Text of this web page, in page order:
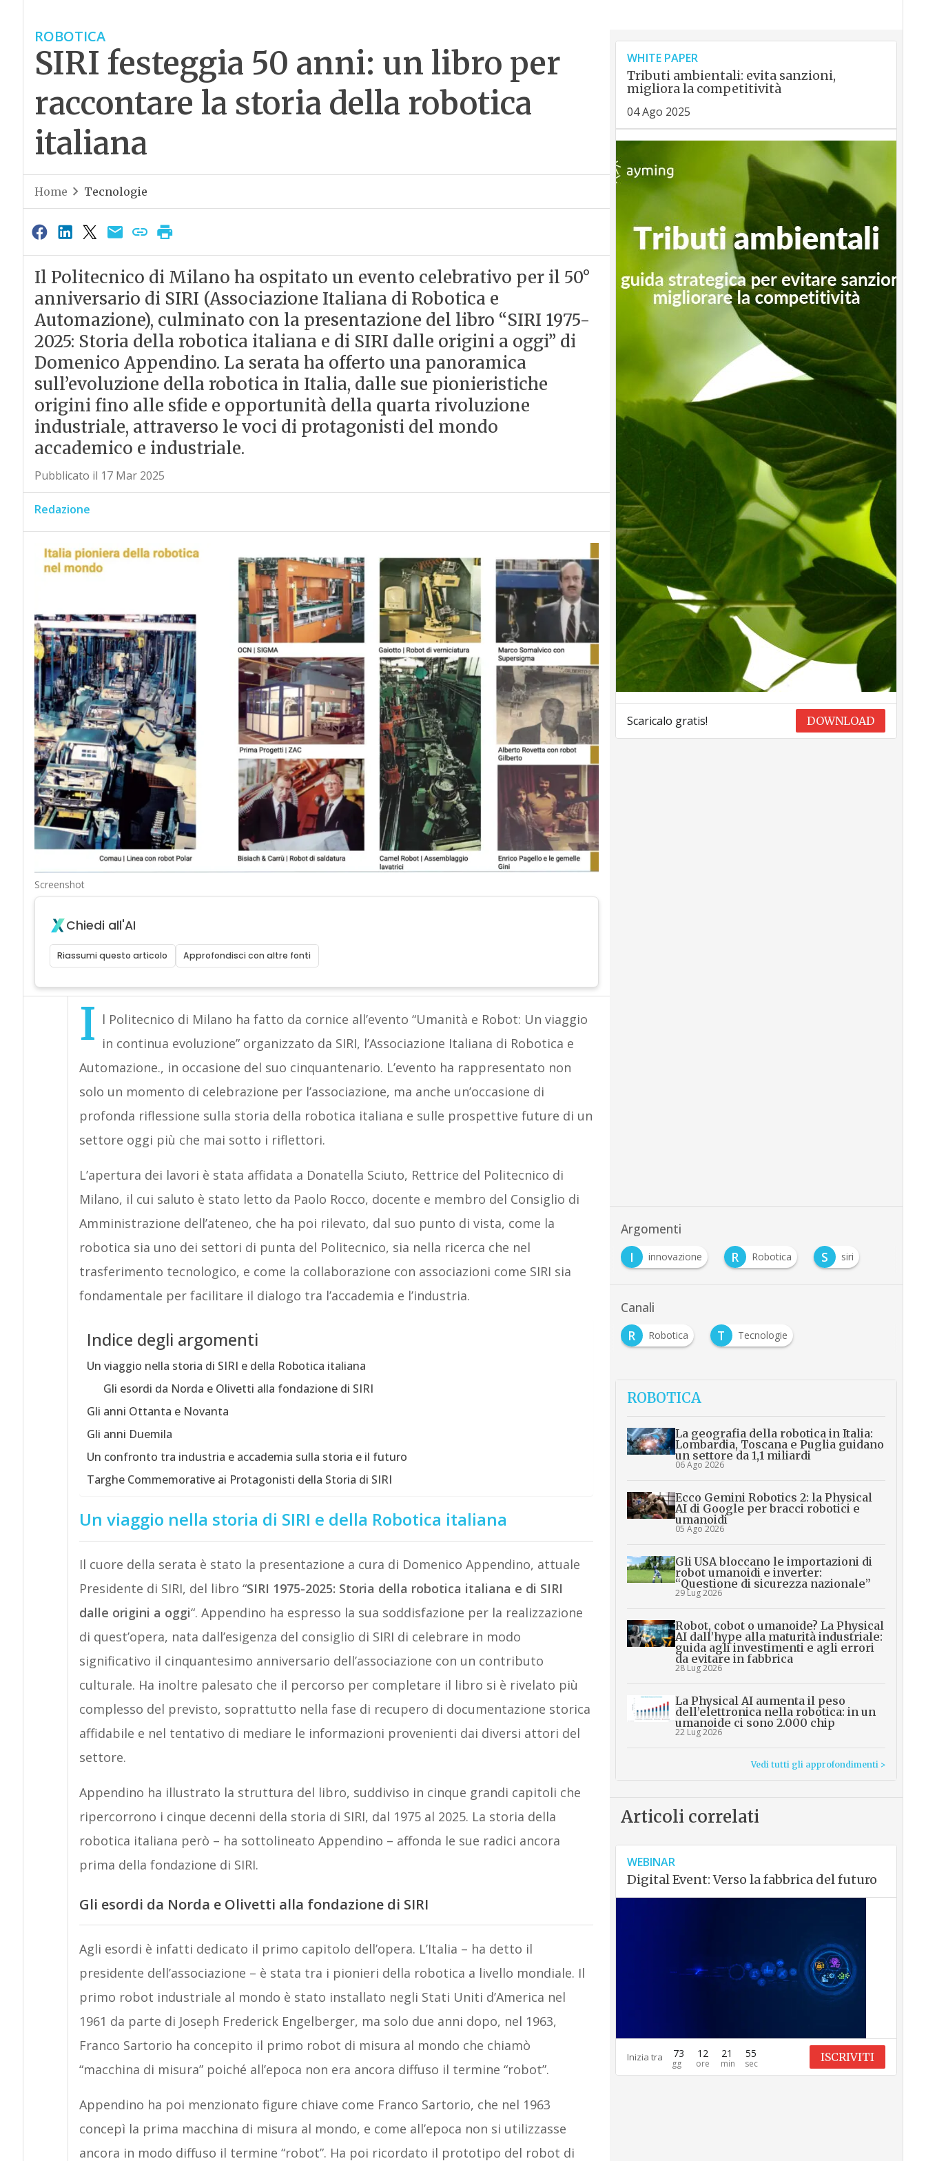
ROBOTICA
SIRI festeggia 50 anni: un libro per
raccontare la storia della robotica
italiana
Home Tecnologie
Il Politecnico di Milano ha ospitato un evento celebrativo per il 50°
anniversario di SIRI (Associazione Italiana di Robotica e
Automazione), culminato con la presentazione del libro “SIRI 1975-
2025: Storia della robotica italiana e di SIRI dalle origini a oggi” di
Domenico Appendino. La serata ha offerto una panoramica
sull’evoluzione della robotica in Italia, dalle sue pionieristiche
origini fino alle sfide e opportunità della quarta rivoluzione
industriale, attraverso le voci di protagonisti del mondo
accademico e industriale.
Pubblicato il 17 Mar 2025
Redazione
Screenshot
Chiedi all'AI
Riassumi questo articolo Approfondisci con altre fonti
I l Politecnico di Milano ha fatto da cornice all’evento “Umanità e Robot: Un viaggio
in continua evoluzione” organizzato da SIRI, l’Associazione Italiana di Robotica e
Automazione., in occasione del suo cinquantenario. L’evento ha rappresentato non
solo un momento di celebrazione per l’associazione, ma anche un’occasione di
profonda riflessione sulla storia della robotica italiana e sulle prospettive future di un
settore oggi più che mai sotto i riflettori.
L’apertura dei lavori è stata affidata a Donatella Sciuto, Rettrice del Politecnico di
Milano, il cui saluto è stato letto da Paolo Rocco, docente e membro del Consiglio di
Amministrazione dell’ateneo, che ha poi rilevato, dal suo punto di vista, come la
robotica sia uno dei settori di punta del Politecnico, sia nella ricerca che nel
trasferimento tecnologico, e come la collaborazione con associazioni come SIRI sia
fondamentale per facilitare il dialogo tra l’accademia e l’industria.
Indice degli argomenti
Un viaggio nella storia di SIRI e della Robotica italiana
Gli esordi da Norda e Olivetti alla fondazione di SIRI
Gli anni Ottanta e Novanta
Gli anni Duemila
Un confronto tra industria e accademia sulla storia e il futuro
Targhe Commemorative ai Protagonisti della Storia di SIRI
Un viaggio nella storia di SIRI e della Robotica italiana
Il cuore della serata è stato la presentazione a cura di Domenico Appendino, attuale
Presidente di SIRI, del libro “SIRI 1975-2025: Storia della robotica italiana e di SIRI
dalle origini a oggi“. Appendino ha espresso la sua soddisfazione per la realizzazione
di quest’opera, nata dall’esigenza del consiglio di SIRI di celebrare in modo
significativo il cinquantesimo anniversario dell’associazione con un contributo
culturale. Ha inoltre palesato che il percorso per completare il libro si è rivelato più
complesso del previsto, soprattutto nella fase di recupero di documentazione storica
affidabile e nel tentativo di mediare le informazioni provenienti dai diversi attori del
settore.
Appendino ha illustrato la struttura del libro, suddiviso in cinque grandi capitoli che
ripercorrono i cinque decenni della storia di SIRI, dal 1975 al 2025. La storia della
robotica italiana però – ha sottolineato Appendino – affonda le sue radici ancora
prima della fondazione di SIRI.
Gli esordi da Norda e Olivetti alla fondazione di SIRI
Agli esordi è infatti dedicato il primo capitolo dell’opera. L’Italia – ha detto il
presidente dell’associazione – è stata tra i pionieri della robotica a livello mondiale. Il
primo robot industriale al mondo è stato installato negli Stati Uniti d’America nel
1961 da parte di Joseph Frederick Engelberger, ma solo due anni dopo, nel 1963,
Franco Sartorio ha concepito il primo robot di misura al mondo che chiamò
“macchina di misura” poiché all’epoca non era ancora diffuso il termine “robot”.
Appendino ha poi menzionato figure chiave come Franco Sartorio, che nel 1963
concepì la prima macchina di misura al mondo, e come all’epoca non si utilizzasse
ancora in modo diffuso il termine “robot”. Ha poi ricordato il prototipo del robot di
WHITE PAPER
Tributi ambientali: evita sanzioni,
migliora la competitività
04 Ago 2025
Scaricalo gratis! DOWNLOAD
Argomenti
I
innovazione R Robotica S siri
Canali
R
Robotica T Tecnologie
ROBOTICA
La geografia della robotica in Italia:
Lombardia, Toscana e Puglia guidano
un settore da 1,1 miliardi
06 Ago 2026
Ecco Gemini Robotics 2: la Physical
AI di Google per bracci robotici e
umanoidi
05 Ago 2026
Gli USA bloccano le importazioni di
robot umanoidi e inverter:
“Questione di sicurezza nazionale”
29 Lug 2026
Robot, cobot o umanoide? La Physical
AI dall’hype alla maturità industriale:
guida agli investimenti e agli errori
da evitare in fabbrica
28 Lug 2026
La Physical AI aumenta il peso
dell’elettronica nella robotica: in un
umanoide ci sono 2.000 chip
22 Lug 2026
Vedi tutti gli approfondimenti >
Articoli correlati
WEBINAR
Digital Event: Verso la fabbrica del futuro
Inizia tra 73 12 21 54 ISCRIVITI